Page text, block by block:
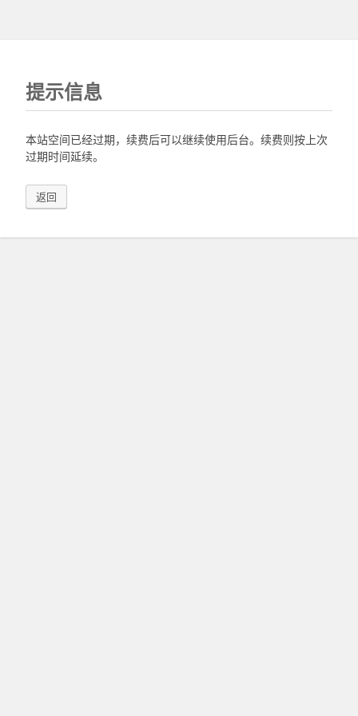
提示信息
本站空间已经过期，续费后可以继续使用后台。续费则按上次
过期时间延续。
返回